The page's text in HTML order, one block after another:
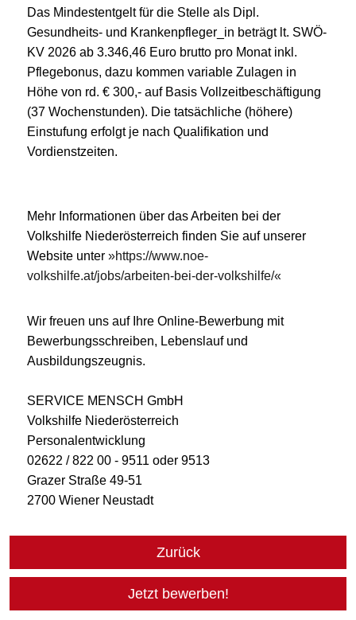
Das Mindestentgelt für die Stelle als Dipl.
Gesundheits- und Krankenpfleger_in beträgt lt. SWÖ-
KV 2026 ab 3.346,46 Euro brutto pro Monat inkl.
Pflegebonus, dazu kommen variable Zulagen in
Höhe von rd. € 300,- auf Basis Vollzeitbeschäftigung
(37 Wochenstunden). Die tatsächliche (höhere)
Einstufung erfolgt je nach Qualifikation und
Vordienstzeiten.
Mehr Informationen über das Arbeiten bei der
Volkshilfe Niederösterreich finden Sie auf unserer
Website unter
https://www.noe-
volkshilfe.at/jobs/arbeiten-bei-der-volkshilfe/
Wir freuen uns auf Ihre Online-Bewerbung mit
Bewerbungsschreiben, Lebenslauf und
Ausbildungszeugnis.
SERVICE MENSCH GmbH
Volkshilfe Niederösterreich
Personalentwicklung
02622 / 822 00 - 9511 oder 9513
Grazer Straße 49-51
2700 Wiener Neustadt
Zurück
Jetzt bewerben!